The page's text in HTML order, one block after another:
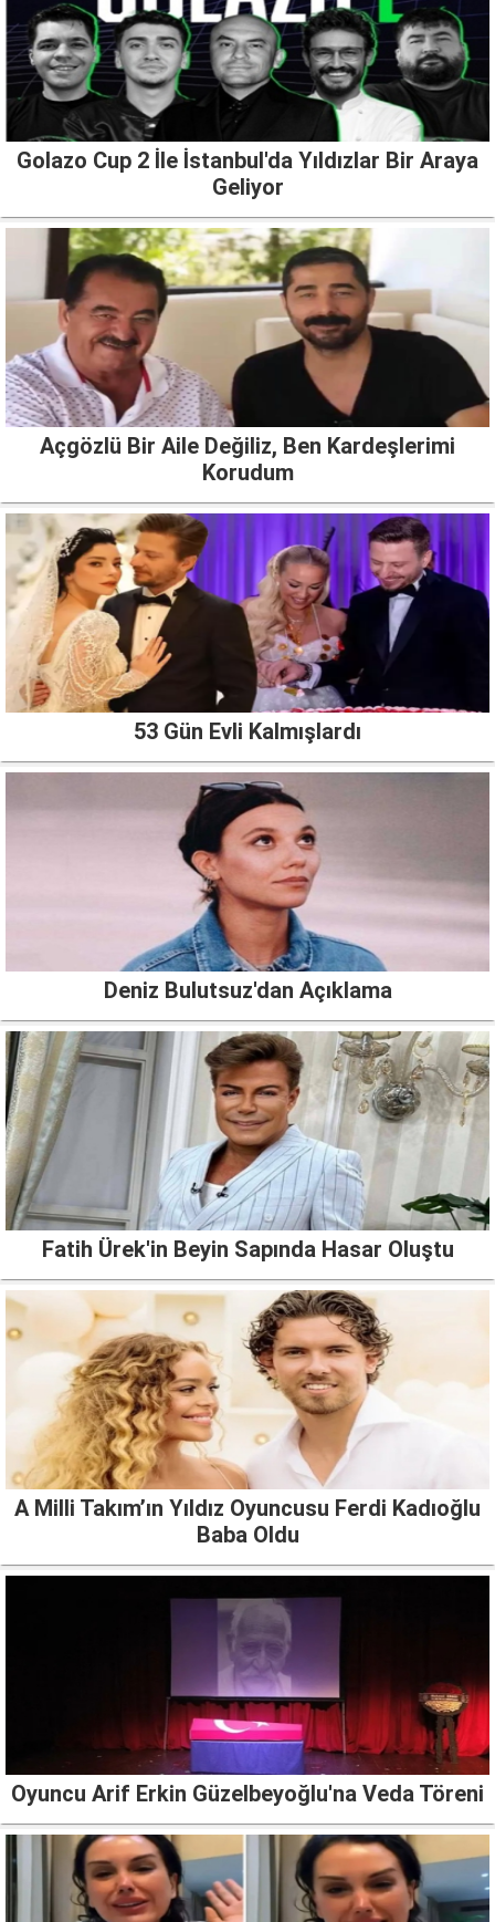
Golazo Cup 2 İle İstanbul'da Yıldızlar Bir Araya
Geliyor
Açgözlü Bir Aile Değiliz, Ben Kardeşlerimi
Korudum
53 Gün Evli Kalmışlardı
Deniz Bulutsuz'dan Açıklama
Fatih Ürek'in Beyin Sapında Hasar Oluştu
A Milli Takım’ın Yıldız Oyuncusu Ferdi Kadıoğlu
Baba Oldu
Oyuncu Arif Erkin Güzelbeyoğlu'na Veda Töreni